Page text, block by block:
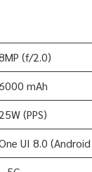
(f/2.0)
mAh
25W (PPS)
UI 8.0